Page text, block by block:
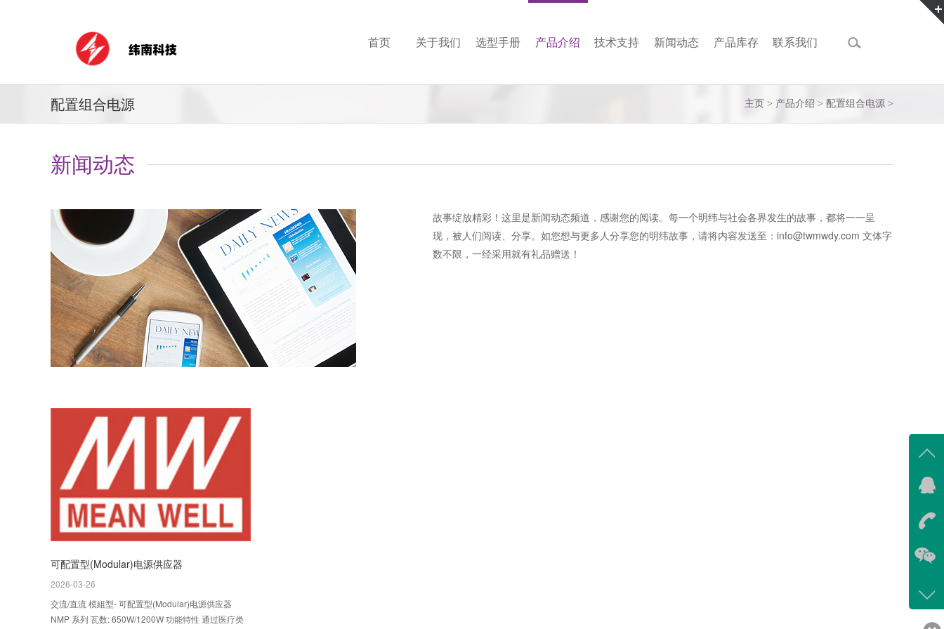
首页 关于我们 选型手册 产品介绍 技术支持 新闻动态 产品库存 联系我们
配置组合电源 主页 > 产品介绍 > 配置组合电源 >
新闻动态
故事绽放精彩！这里是新闻动态频道，感谢您的阅读。每一个明纬与社会各界发生的故事，都将一一呈
现，被人们阅读、分享。如您想与更多人分享您的明纬故事，请将内容发送至：info@twmwdy.com 文体字
数不限，一经采用就有礼品赠送！
可配置型(Modular)电源供应器
2026-03-26
交流/直流 模組型- 可配置型(Modular)电源供应器
NMP 系列 瓦数: 650W/1200W 功能特性 通过医疗类
在线
我